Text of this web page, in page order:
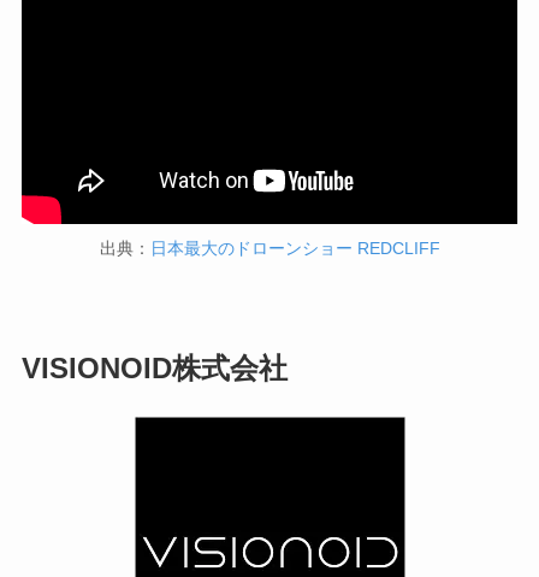
出典： 日本最大のドローンショー REDCLIFF
VISIONOID株式会社